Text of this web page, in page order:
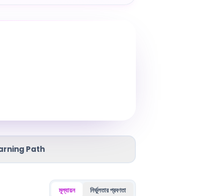
Path
মূল্যায়ন নির্ভুলতার প্রবণতা